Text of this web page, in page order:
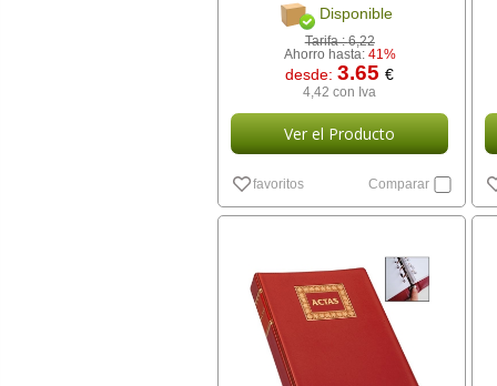
Disponible
Tarifa :6,22
Ahorro hasta: 41%
desde:3.65€
4,42 con Iva
Ver el Producto
favoritos Comparar
€
17,99 con Iva 45,82 con